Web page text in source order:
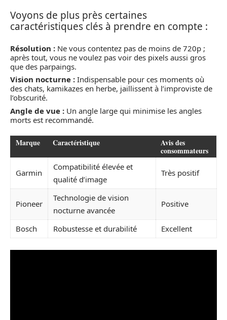
Voyons de plus près certaines
caractéristiques clés à prendre en compte :
Résolution : Ne vous contentez pas de moins de 720p ;
après tout, vous ne voulez pas voir des pixels aussi gros
que des parpaings.
Vision nocturne : Indispensable pour ces moments où
des chats, kamikazes en herbe, jaillissent à l’improviste de
l’obscurité.
Angle de vue : Un angle large qui minimise les angles
morts est recommandé.
Marque Caractéristique Avis des
consommateurs
Garmin
Compatibilité élevée et
qualité d’image
Très positif
Pioneer
Technologie de vision
nocturne avancée
Positive
Bosch Robustesse et durabilité Excellent